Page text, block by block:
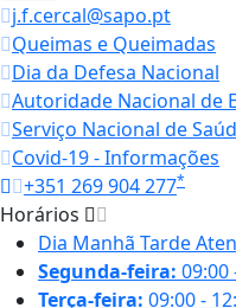
j.f.cercal@sapo.pt
Queimas e Queimadas
Dia da Defesa Nacional
Autoridade Nacional de
Serviço Nacional de
Covid-19 - Informações
+351 269 904 277*
Horários
Dia Manhã Tarde
Segunda-feira: 09:00
Terça-feira: 09:00 -